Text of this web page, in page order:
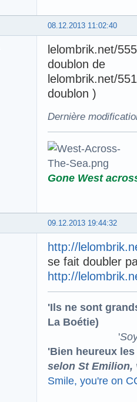
08.12.2013 11:02:40
lelombrik.net/
doublon de
lelombrik.net/
doublon )
Dernière
Gone West
09.12.2013 19:44:32
http://
se fait doubler
http://
'Ils ne sont
La Boétie)
'
'Bien heureux
selon St Emilion,
Smile, you're on